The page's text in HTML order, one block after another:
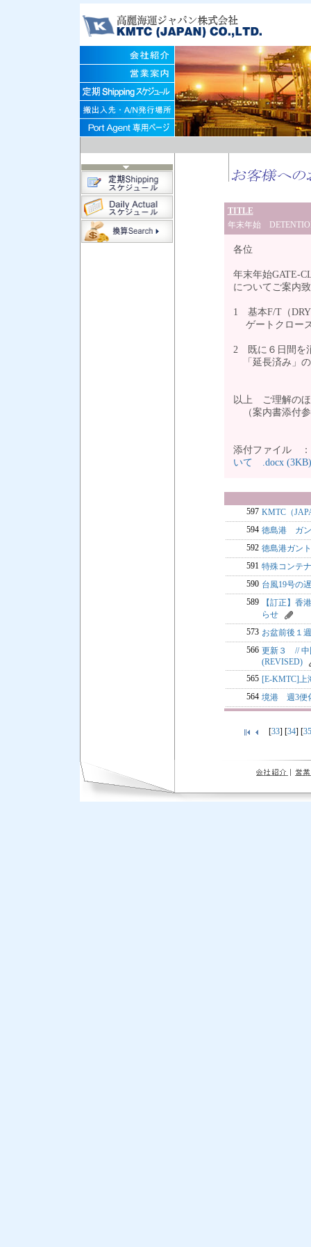
TITLE
年末年始
各位
年末年始GATE-
についてご案内
1 基本F/T（DRY
ゲートクロー
2 既に６日間
「延長済み」
以上 ご理解のほ
（案内書添付
添付ファイル
いて .docx (3KB)
597 KMTC（
594 徳島港 ガ
592 徳島港ガン
591 特殊コンテ
590 台風19号の
589
【訂正】香
らせ
573 お盆前後１
566 更新３ // 中
(REVISED)
565 [E-KMTC]上
564 境港 週3便
[33] [34] [35